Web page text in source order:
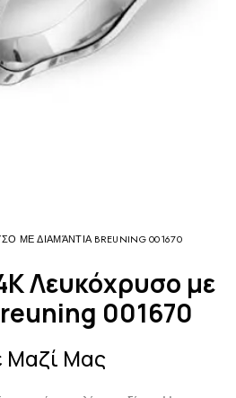
ΜΕ ΔΙΑΜΆΝΤΙΑ BREUNING 001670
001670
Μαζί Μας